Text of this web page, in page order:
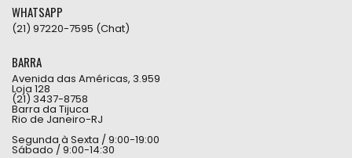
WHATSAPP
(21) 97220-7595 (Chat)
BARRA
Avenida das Américas, 3.959
Loja 128
(21) 3437-8758
Barra da Tijuca
Rio de Janeiro-RJ
Segunda à Sexta / 9:00-19:00
Sábado / 9:00-14:30